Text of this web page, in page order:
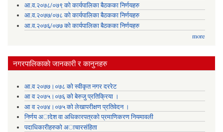
आ.व.२०७८/०७९ को कार्यपालिका बैठकका निर्णयहरु
आ.व.२०७७/०७८ को कार्यपालिका बैठकका निर्णयहरु
आ.व.२०७६/०७७ को कार्यपालिका बैठकका निर्णयहरु
more
नगरपालिकाकाे जानकारी र कानुनहरु
आ.व २०७७।०७८ को स्वीकृत नगर दररेट
आ व २०७५।०७६ को बेरुजु प्रतिक्रिया ।
आ व २०७४।०७५ काे लेखापरीक्षण प्रतिवेदन ।
निर्णय अादेश वा अधिकारपत्रकाे प्रमाणिकरण नियमावली
पदाधिकारीहरुको अाचारसंहिता